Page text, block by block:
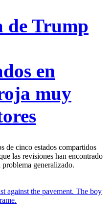
de Trump
en
muy
de cinco estados compartidos
las revisiones han encontrado
problema generalizado.